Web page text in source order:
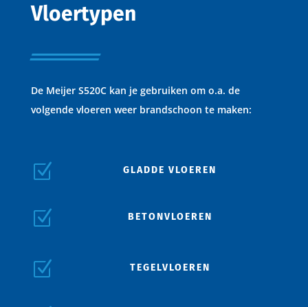
Vloertypen
De Meijer S520C kan je gebruiken om o.a. de
volgende vloeren weer brandschoon te maken:
Z GLADDE VLOEREN
Z BETONVLOEREN
Z TEGELVLOEREN